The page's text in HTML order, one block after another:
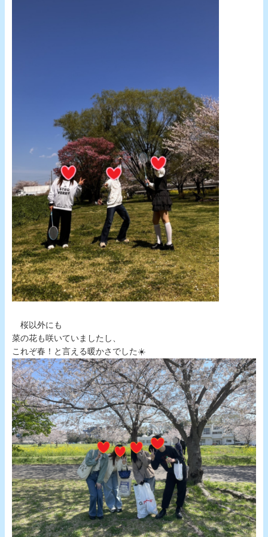
桜以外にも
菜の花も咲いていましたし、
これぞ春！と言える暖かさでした☀️